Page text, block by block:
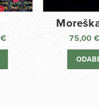
€
cijena:
75,00 €